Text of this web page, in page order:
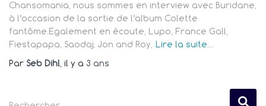
Chansomania, nous sommes en interview avec Buridane,
à l’occasion de la sortie de l’album Colette
fantôme.Egalement en écoute, Lupo, France Gall,
Fiestapapa, Saodaj, Jon and Roy, Lire la suite…
Par Seb Dihl, il y a 3 ans
R